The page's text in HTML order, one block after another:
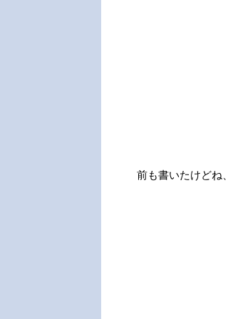
前も書いたけどね、